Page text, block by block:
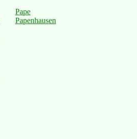
Pape
Papenhausen